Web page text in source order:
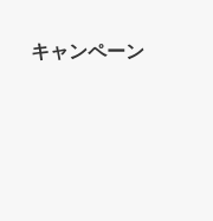
キャンペーン